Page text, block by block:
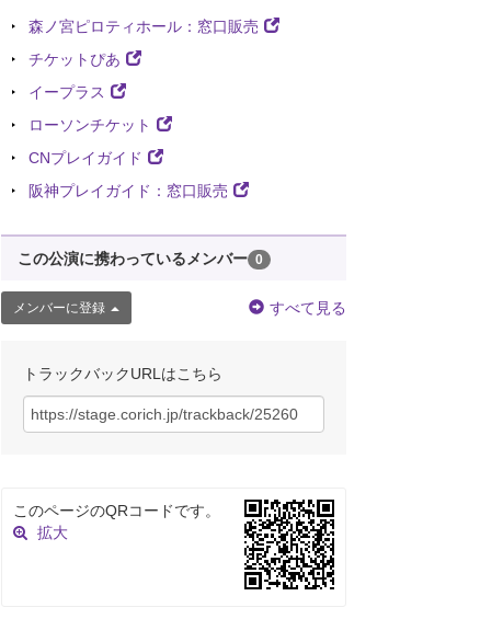
森ノ宮ピロティホール：窓口販売
チケットぴあ
イープラス
ローソンチケット
CNプレイガイド
阪神プレイガイド：窓口販売
この公演に携わっているメンバー 0
メンバーに登録 すべて見る
トラックバックURLはこちら
このページのQRコードです。
拡大